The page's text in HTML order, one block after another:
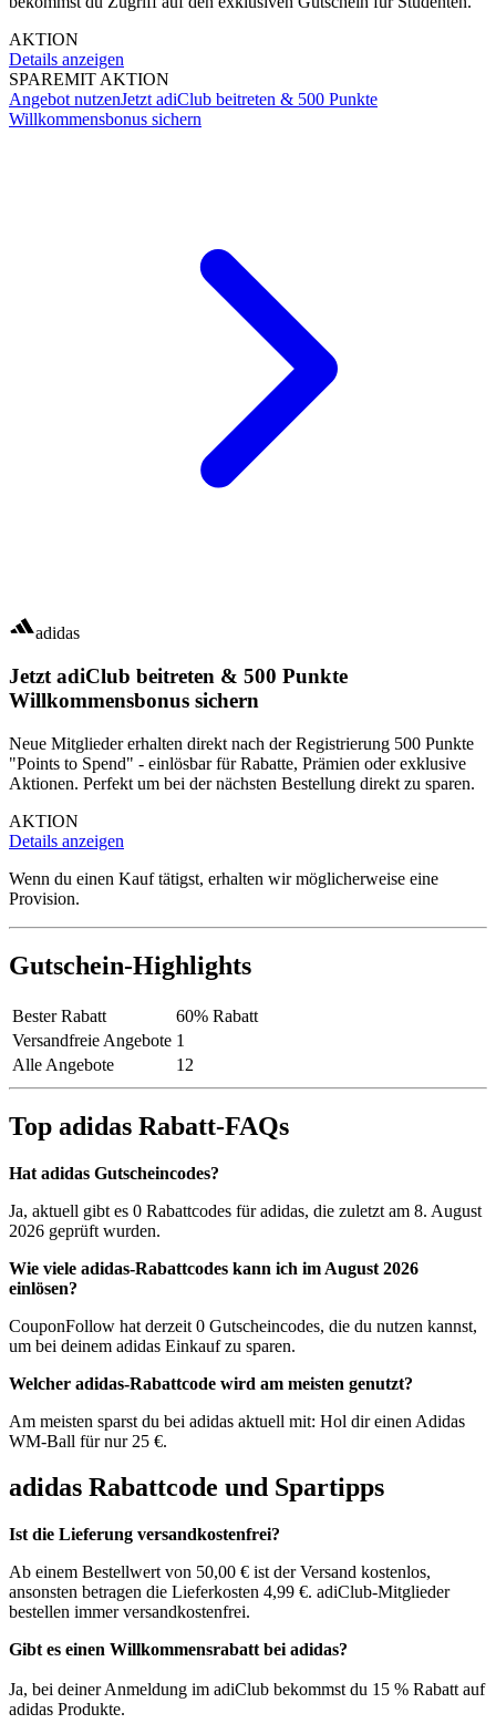
AKTION
Details anzeigen
SPAREMIT AKTION
Angebot nutzenJetzt adiClub beitreten & 500 Punkte
Willkommensbonus sichern
adidas
Jetzt adiClub beitreten & 500 Punkte
Willkommensbonus sichern
Neue Mitglieder erhalten direkt nach der Registrierung 500 Punkte
"Points to Spend" - einlösbar für Rabatte, Prämien oder exklusive
Aktionen. Perfekt um bei der nächsten Bestellung direkt zu sparen.
AKTION
Details anzeigen
Wenn du einen Kauf tätigst, erhalten wir möglicherweise eine
Provision.
Gutschein-Highlights
Bester Rabatt
60% Rabatt
Versandfreie Angebote 1
Alle Angebote
12
Top adidas Rabatt-FAQs
Hat adidas Gutscheincodes?
Ja, aktuell gibt es 0 Rabattcodes für adidas, die zuletzt am 8. August
2026 geprüft wurden.
Wie viele adidas-Rabattcodes kann ich im August 2026
einlösen?
CouponFollow hat derzeit 0 Gutscheincodes, die du nutzen kannst,
um bei deinem adidas Einkauf zu sparen.
Welcher adidas-Rabattcode wird am meisten genutzt?
Am meisten sparst du bei adidas aktuell mit: Hol dir einen Adidas
WM-Ball für nur 25 €.
adidas Rabattcode und Spartipps
Ist die Lieferung versandkostenfrei?
Ab͏ einem Bestellwe͏rt von 50,00 € is͏t der Versand kostenlos,
ansonsten betragen die Lieferkosten 4,99 €. adiClub-Mitglieder
bestellen immer versandkostenfrei.
Gibt es einen Willkommensrabatt bei adidas?
Ja, bei deiner Anmeldung im adiClub bekommst du 15 % Rabatt auf
adidas Produkte.